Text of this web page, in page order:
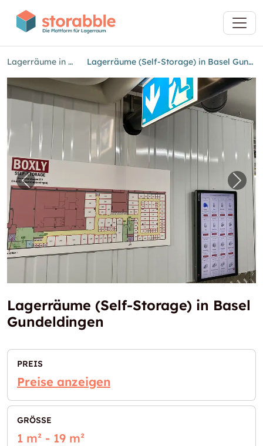
Lagerräume in Basel Lagerräume (Self-Storage) in Basel Gundeldingen
Vorheriges Bild für "Lagerräume (Self-
Lagerräume (Self-Storage) in Basel
Gundeldingen
PREIS
Preise anzeigen
GRÖSSE
1 m² - 19 m²